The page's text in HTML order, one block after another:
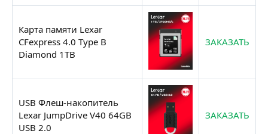
Карта памяти Lexar
CFexpress 4.0 Type B
Diamond 1TB
ЗАКАЗАТЬ
USB Флеш-накопитель
Lexar JumpDrive V40 64GB
USB 2.0
ЗАКАЗАТЬ